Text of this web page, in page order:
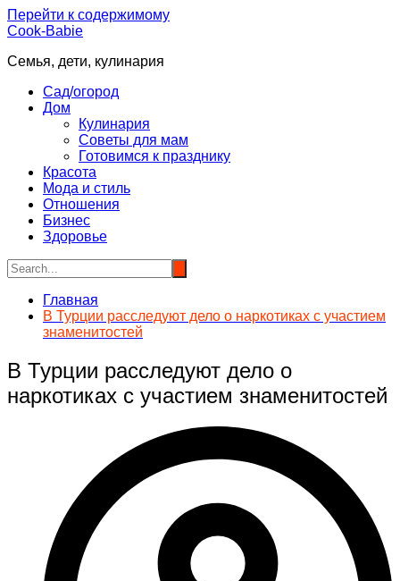
Перейти к содержимому
Cook-Babie
Семья, дети, кулинария
Сад/огород
Дом
Кулинария
Советы для мам
Готовимся к празднику
Красота
Мода и стиль
Отношения
Бизнес
Здоровье
Главная
В Турции расследуют дело о наркотиках с участием
знаменитостей
В Турции расследуют дело о
наркотиках с участием знаменитостей